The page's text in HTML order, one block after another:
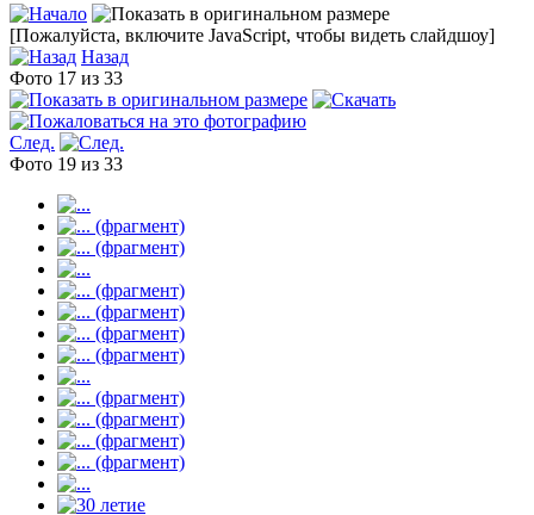
[Пожалуйста, включите JavaScript, чтобы видеть слайдшоу]
Назад
Фото 17 из 33
След.
Фото 19 из 33